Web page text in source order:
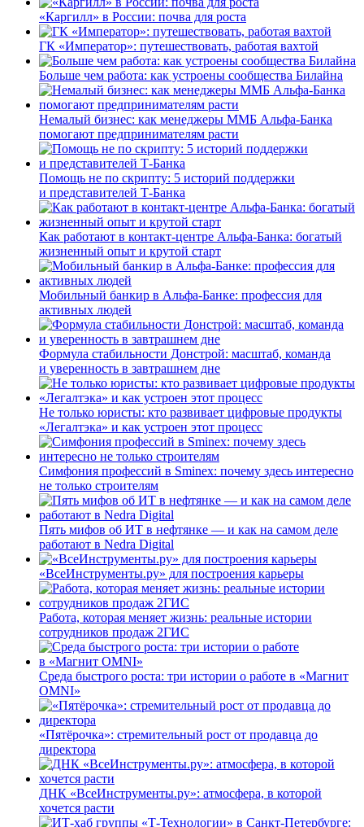
«Каргилл» в России: почва для роста
ГК «Император»: путешествовать, работая вахтой
Больше чем работа: как устроены сообщества Билайна
Немалый бизнес: как менеджеры ММБ Альфа-Банка
помогают предпринимателям расти
Помощь не по скрипту: 5 историй поддержки
и представителей Т-Банка
Как работают в контакт-центре Альфа-Банка: богатый
жизненный опыт и крутой старт
Мобильный банкир в Альфа-Банке: профессия для
активных людей
Формула стабильности Донстрой: масштаб, команда
и уверенность в завтрашнем дне
Не только юристы: кто развивает цифровые продукты
«Легалтэка» и как устроен этот процесс
Симфония профессий в Sminex: почему здесь интересно
не только строителям
Пять мифов об ИТ в нефтянке — и как на самом деле
работают в Nedra Digital
«ВсеИнструменты.ру» для построения карьеры
Работа, которая меняет жизнь: реальные истории
сотрудников продаж 2ГИС
Среда быстрого роста: три истории о работе в «Магнит
OMNI»
«Пятёрочка»: стремительный рост от продавца до
директора
ДНК «ВсеИнструменты.ру»: атмосфера, в которой
хочется расти